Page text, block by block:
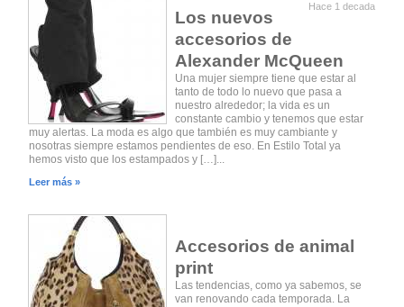
Hace 1 decada
Los nuevos
accesorios de
Alexander McQueen
Una mujer siempre tiene que estar al
tanto de todo lo nuevo que pasa a
nuestro alrededor; la vida es un
constante cambio y tenemos que estar
muy alertas. La moda es algo que también es muy cambiante y
nosotras siempre estamos pendientes de eso. En Estilo Total ya
hemos visto que los estampados y […]...
Leer más »
Accesorios de animal
print
Las tendencias, como ya sabemos, se
van renovando cada temporada. La